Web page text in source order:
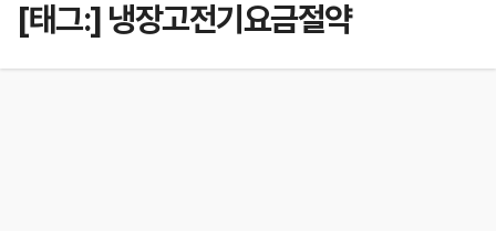
[태그:] 냉장고전기요금절약